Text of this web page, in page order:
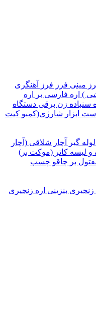
مینی فرز فرز آهنگری
) اره فارسی بر
اره
سنباده زن برقی دستگاه
ست ابزار شارژی(کمبو کیت
گیر
آچار شلاقی (آچار
و لیسه کاتر (موکت بر)
بر چاقو چسب
زنجیری بنزینی اره زنجیری